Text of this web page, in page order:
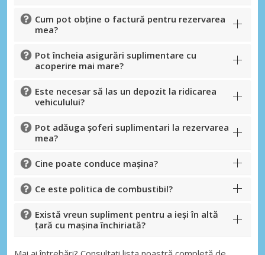
Cum pot obține o factură pentru rezervarea
mea?
Pot încheia asigurări suplimentare cu
acoperire mai mare?
Este necesar să las un depozit la ridicarea
vehiculului?
Pot adăuga șoferi suplimentari la rezervarea
mea?
Cine poate conduce mașina?
Ce este politica de combustibil?
Există vreun supliment pentru a ieși în altă
țară cu mașina închiriată?